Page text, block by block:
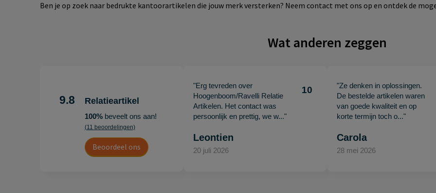
Ben je op zoek naar bedrukte kantoorartikelen die jouw merk versterken? Neem contact met ons op en ontdek de
Wat anderen zeggen
9.8 Relatieartikel
100%beveelt ons aan!
(11 beoordelingen)
Beoordeel ons
"Erg tevreden over
Hoogenboom/Ravelli Relatie
Artikelen. Het contact was
persoonlijk en prettig, we w..."
10
Leontien
20 juli 2026
"Ze denken in oplossingen.
De bestelde artikelen waren
van goede kwaliteit en op
korte termijn toch o..."
Carola
28 mei 2026